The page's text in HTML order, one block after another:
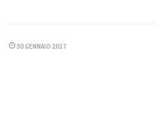
30 GENNAIO 2017